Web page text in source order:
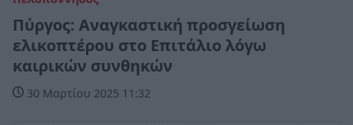
Πύργος: Αναγκαστική προσγείωση
ελικοπτέρου στο Επιτάλιο λόγω
καιρικών συνθηκών
30 Μαρτίου 2025 11:32